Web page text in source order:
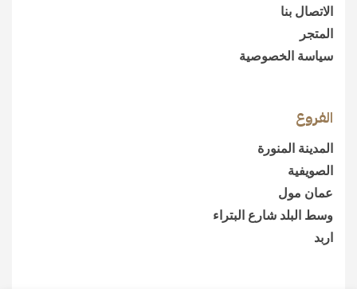
الاتصال بنا
المتجر
سياسة الخصوصية
الفروع
المدينة المنورة
الصويفية
عمان مول
وسط البلد شارع البتراء
اربد